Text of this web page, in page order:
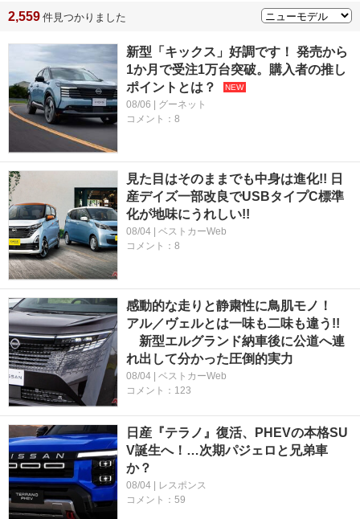
2,559 件見つかりました
新型「キックス」好調です！ 発売から
1か月で受注1万台突破。購入者の推し
ポイントとは？
08/06 | グーネット
コメント：8
見た目はそのままでも中身は進化!! 日
産デイズ一部改良でUSBタイプC標準
化が地味にうれしい!!
08/04 | ベストカーWeb
コメント：8
感動的な走りと静粛性に鳥肌モノ！
アル／ヴェルとは一味も二味も違う!!
新型エルグランド納車後に公道へ連
れ出して分かった圧倒的実力
08/04 | ベストカーWeb
コメント：123
日産『テラノ』復活、PHEVの本格SU
V誕生へ！…次期パジェロと兄弟車
か？
08/04 | レスポンス
コメント：59